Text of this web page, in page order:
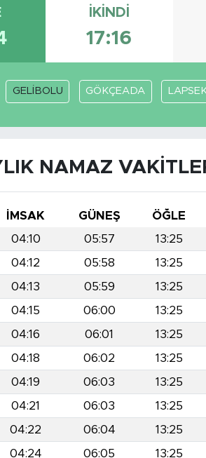
İKINDI
17:16
GELİBOLU GÖKÇEADA
NAMAZ
İMSAK GÜNEŞ ÖĞLE
04:10 05:57 13:25
04:12 05:58 13:25
04:13 05:59 13:25
04:15 06:00 13:25
04:16 06:01 13:25
04:18 06:02 13:25
04:19 06:03 13:25
04:21 06:03 13:25
04:22 06:04 13:25
04:24 06:05 13:25